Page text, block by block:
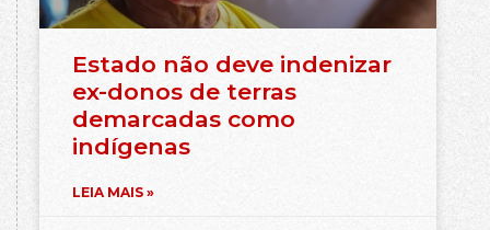
Estado não deve indenizar
ex-donos de terras
demarcadas como
indígenas
LEIA MAIS »